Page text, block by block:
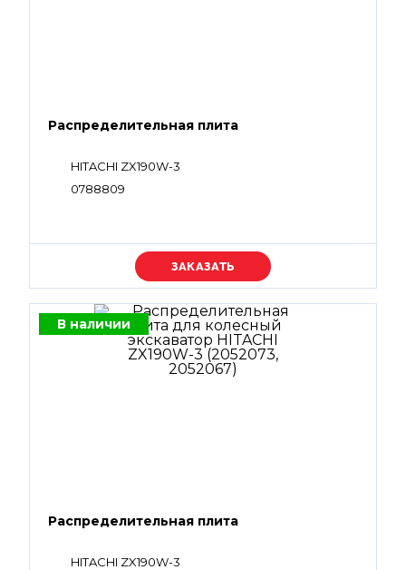
Распределительная плита
HITACHI ZX190W-3
0788809
Уточняйте цену
В наличии
Распределительная плита
HITACHI ZX190W-3